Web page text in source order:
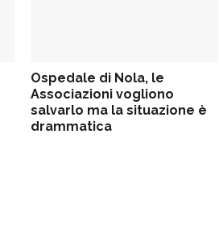
Ospedale di Nola, le
Associazioni vogliono
salvarlo ma la situazione è
drammatica